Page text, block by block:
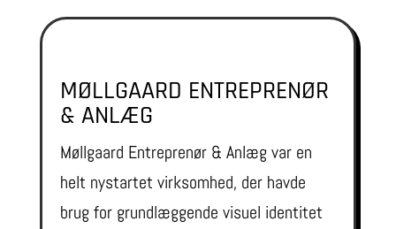
MØLLGAARD ENTREPRENØR
& ANLÆG
Møllgaard Entreprenør & Anlæg var en
helt nystartet virksomhed, der havde
brug for grundlæggende visuel identitet